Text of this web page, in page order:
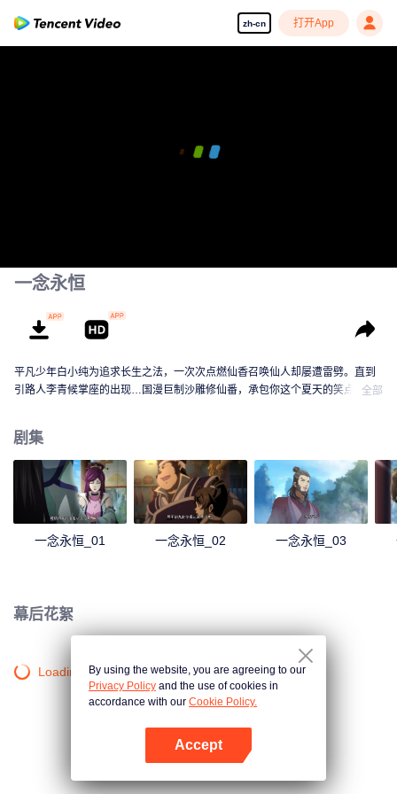
zh-cn 打开App
一念永恒
平凡少年白小纯为追求长生之法，一次次点燃仙香召唤仙人却屡遭雷劈。直到
引路人李青候掌座的出现…国漫巨制沙雕修仙番，承包你这个夏天的笑点！全部
剧集
一念永恒_01 一念永恒_02 一念永恒_03
幕后花絮
Loading…By using the website, you are agreeing to our
Privacy Policy and the use of cookies in
accordance with our Cookie Policy.
Accept